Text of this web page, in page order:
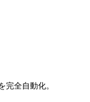
完全自動化。